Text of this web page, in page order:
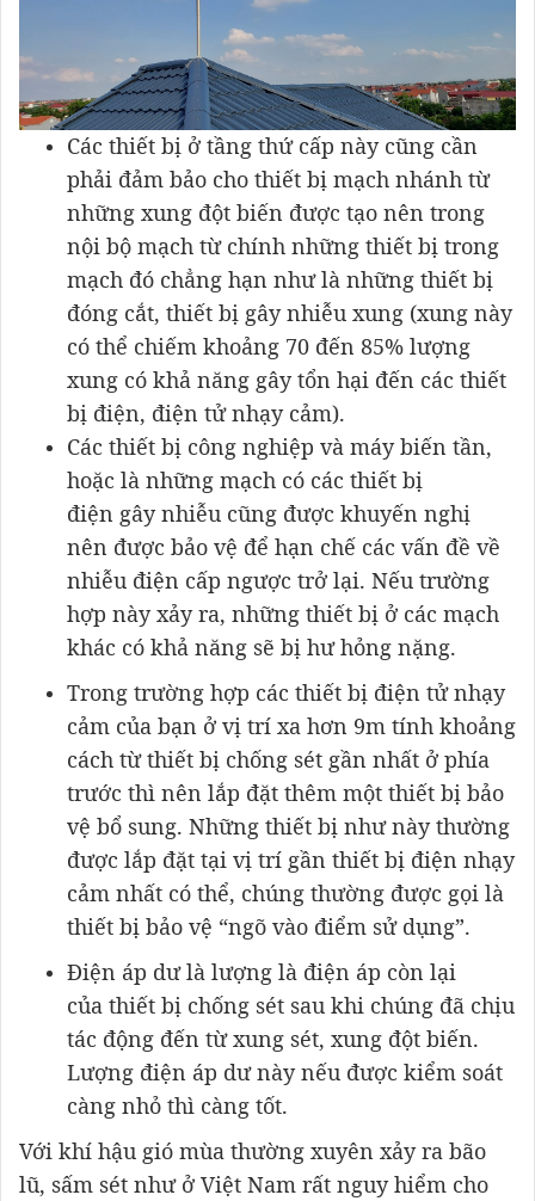
​Các thiết bị ở tầng thứ cấp này cũng cần
phải đảm bảo cho thiết bị mạch nhánh từ
những xung đột biến được tạo nên trong
nội bộ mạch từ chính những thiết bị trong
mạch đó chẳng hạn như là những thiết bị
đóng cắt, thiết bị gây nhiễu xung (xung này
có thể chiếm khoảng 70 đến 85% lượng
xung có khả năng gây tổn hại đến các thiết
bị điện, điện tử nhạy cảm).
Các thiết bị công nghiệp và máy biến tần,
hoặc là những mạch có các thiết bị
điện gây nhiễu cũng được khuyến nghị
nên được bảo vệ để hạn chế các vấn đề về
nhiễu điện cấp ngược trở lại. Nếu trường
hợp này xảy ra, những thiết bị ở các mạch
khác có khả năng sẽ bị hư hỏng nặng.
Trong trường hợp các thiết bị điện tử nhạy
cảm của bạn ở vị trí xa hơn 9m tính khoảng
cách từ thiết bị chống sét gần nhất ở phía
trước thì nên lắp đặt thêm một thiết bị bảo
vệ bổ sung. Những thiết bị như này thường
được lắp đặt tại vị trí gần thiết bị điện nhạy
cảm nhất có thể, chúng thường được gọi là
thiết bị bảo vệ “ngõ vào điểm sử dụng”.
Điện áp dư là lượng là điện áp còn lại
của thiết bị chống sét sau khi chúng đã chịu
tác động đến từ xung sét, xung đột biến.
Lượng điện áp dư này nếu được kiểm soát
càng nhỏ thì càng tốt.
Với khí hậu gió mùa thường xuyên xảy ra bão
lũ, sấm sét như ở Việt Nam rất nguy hiểm cho